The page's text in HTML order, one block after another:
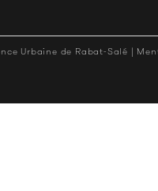
Urbaine de Rabat-Salé |